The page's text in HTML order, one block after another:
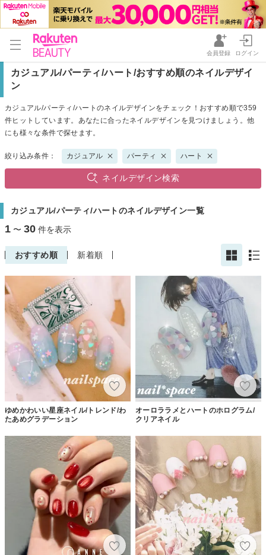
会員登録 ログイン
カジュアル/パーティ/ハート/おすすめ順のネイルデザイ
ン
カジュアル/パーティ/ハートのネイルデザインをチェック！おすすめ順で359
件ヒットしています。あなたに合ったネイルデザインを見つけましょう。他
にも様々な条件で探せます。
絞り込み条件： カジュアル パーティ ハート
ネイルデザイン検索
カジュアル/パーティ/ハートのネイルデザイン一覧
1 〜 30 件を表示
おすすめ順 新着順
ゆめかわいい星座ネイル/トレンド/わ
たあめグラデーション
オーロララメとハートのホログラム/
クリアネイル